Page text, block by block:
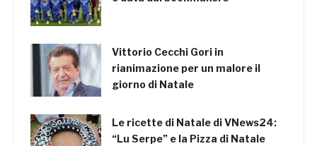
Vittorio Cecchi Gori in
rianimazione per un malore il
giorno di Natale
Le ricette di Natale di VNews24:
“Lu Serpe” e la Pizza di Natale